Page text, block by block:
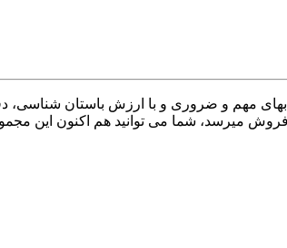
مهم و ضروری و با ارزش باستان شناسی،
میرسد، شما می توانید هم اکنون این